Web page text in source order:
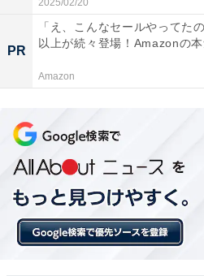
2025/02/20
PR
「え、こんなセールやってた
以上が続々登場！Amazonの
Amazon